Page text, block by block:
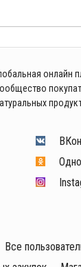
онлайн
Все